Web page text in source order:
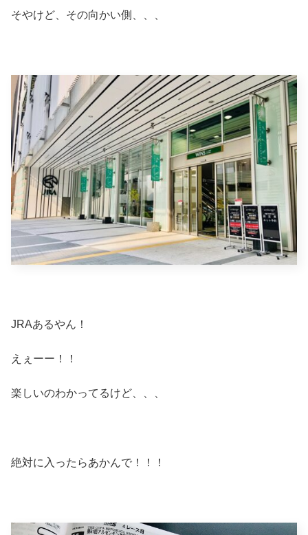
そやけど、その向かい側、、、
JRAあるやん！
えぇーー！！
楽しいのわかってるけど、、、
絶対に入ったらあかんで！！！